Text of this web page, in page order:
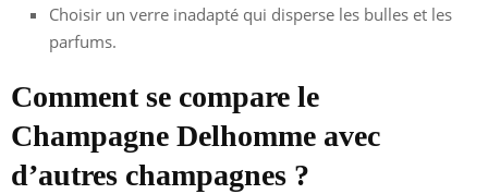
Choisir un verre inadapté qui disperse les bulles et les
parfums.
Comment se compare le
Champagne Delhomme avec
d’autres champagnes ?